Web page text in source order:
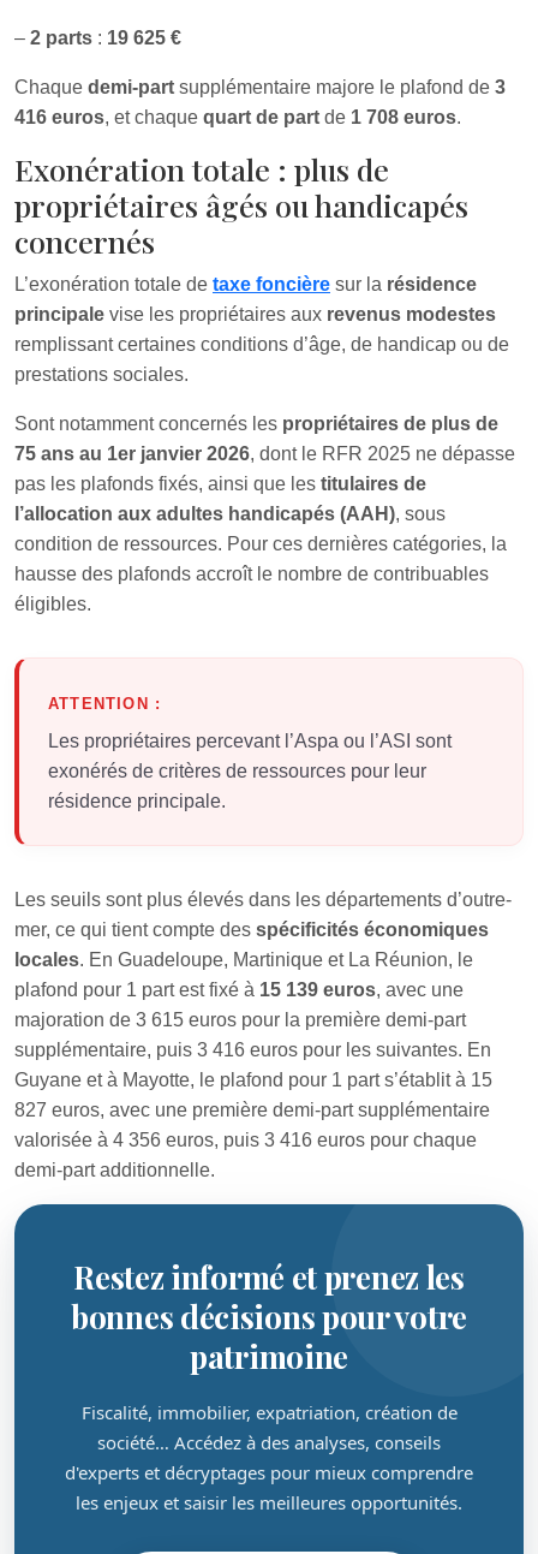
– 2 parts : 19 625 €
Chaque demi-part supplémentaire majore le plafond de 3
416 euros, et chaque quart de part de 1 708 euros.
Exonération totale : plus de
propriétaires âgés ou handicapés
concernés
L’exonération totale de taxe foncière sur la résidence
principale vise les propriétaires aux revenus modestes
remplissant certaines conditions d’âge, de handicap ou de
prestations sociales.
Sont notamment concernés les propriétaires de plus de
75 ans au 1er janvier 2026, dont le RFR 2025 ne dépasse
pas les plafonds fixés, ainsi que les titulaires de
l’allocation aux adultes handicapés (AAH), sous
condition de ressources. Pour ces dernières catégories, la
hausse des plafonds accroît le nombre de contribuables
éligibles.
ATTENTION :
Les propriétaires percevant l’Aspa ou l’ASI sont
exonérés de critères de ressources pour leur
résidence principale.
Les seuils sont plus élevés dans les départements d’outre-
mer, ce qui tient compte des spécificités économiques
locales. En Guadeloupe, Martinique et La Réunion, le
plafond pour 1 part est fixé à 15 139 euros, avec une
majoration de 3 615 euros pour la première demi-part
supplémentaire, puis 3 416 euros pour les suivantes. En
Guyane et à Mayotte, le plafond pour 1 part s’établit à 15
827 euros, avec une première demi-part supplémentaire
valorisée à 4 356 euros, puis 3 416 euros pour chaque
demi-part additionnelle.
Restez informé et prenez les
bonnes décisions pour votre
patrimoine
Fiscalité, immobilier, expatriation, création de
société… Accédez à des analyses, conseils
d'experts et décryptages pour mieux comprendre
les enjeux et saisir les meilleures opportunités.